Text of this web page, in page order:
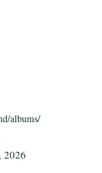
albums/
2026